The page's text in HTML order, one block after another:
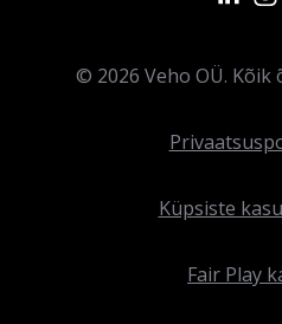
© 2026 Veho OÜ. Kõik
Küpsiste
Fair Play